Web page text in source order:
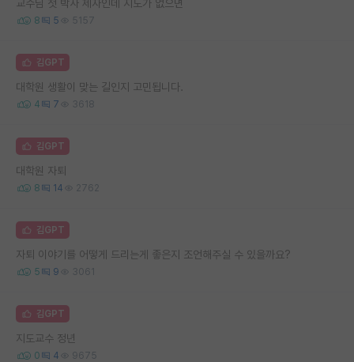
교수님 첫 박사 제자인데 지도가 없으면
8 5 5157
김GPT
대학원 생활이 맞는 길인지 고민됩니다.
4 7 3618
김GPT
대학원 자퇴
8 14 2762
김GPT
자퇴 이야기를 어떻게 드리는게 좋은지 조언해주실 수 있을까요?
5 9 3061
김GPT
지도교수 정년
0 4 9675